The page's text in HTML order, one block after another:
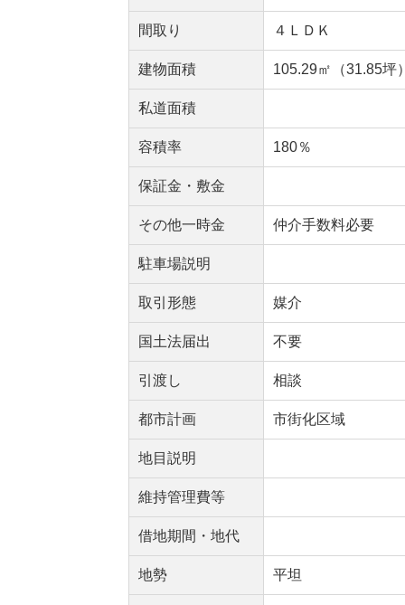
間取り ４ＬＤＫ
建物面積 105.29㎡（31.85坪）
私道面積
容積率 180％
保証金・敷金
その他一時金 仲介手数料必要
駐車場説明
取引形態 媒介
国土法届出 不要
引渡し 相談
都市計画 市街化区域
地目説明
維持管理費等
借地期間・地代
地勢 平坦